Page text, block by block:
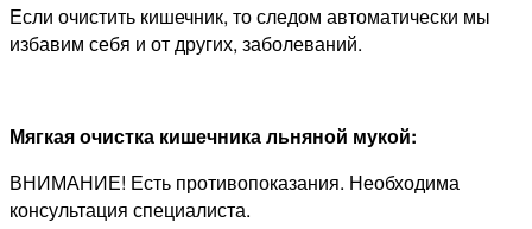
Если очистить кишечник, то следом автоматически мы
избавим себя и от других, заболеваний.
Мягкая очистка кишечника льняной мукой:
ВНИМАНИЕ! Есть противопоказания. Необходима
консультация специалиста.